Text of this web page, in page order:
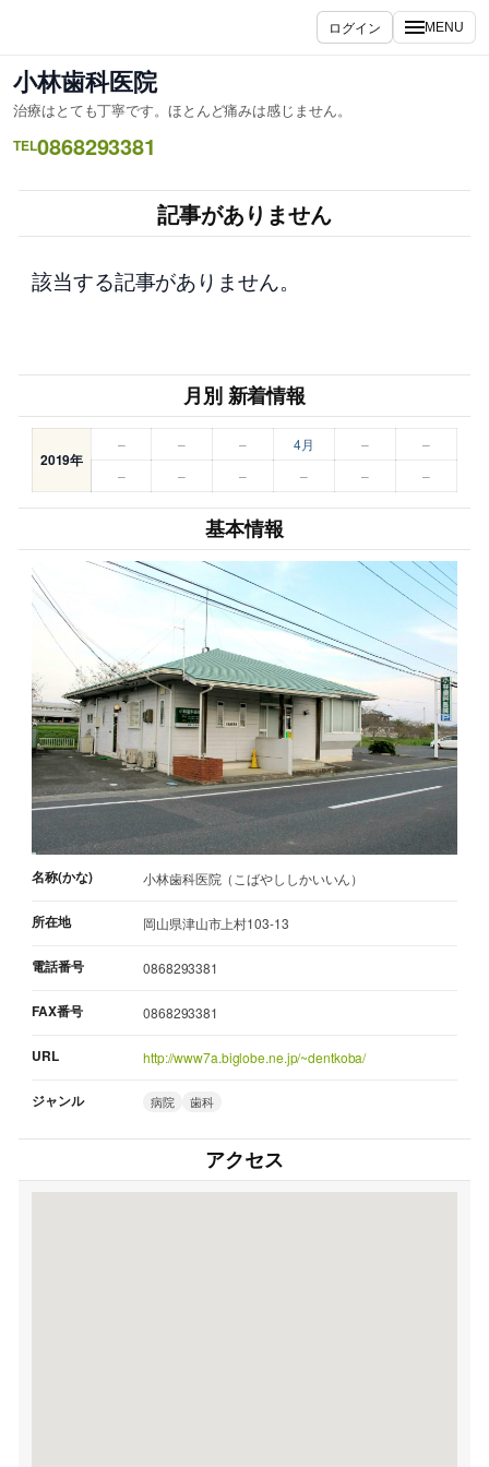
ス
キ
ッ
ログイン MENU
小林歯科医院
治療はとても丁寧です。ほとんど痛みは感じません。
TEL0868293381
記事がありません
該当する記事がありません。
月別 新着情報
2019年
– – – 4月 –
–
–
– – – – –
基本情報
名称(かな) 小林歯科医院（こばやししかいいん）
所在地 岡山県津山市上村103-13
電話番号 0868293381
FAX番号 0868293381
URL http://www7a.biglobe.ne.jp/~dentkoba/
ジャンル 病院 歯科
アクセス